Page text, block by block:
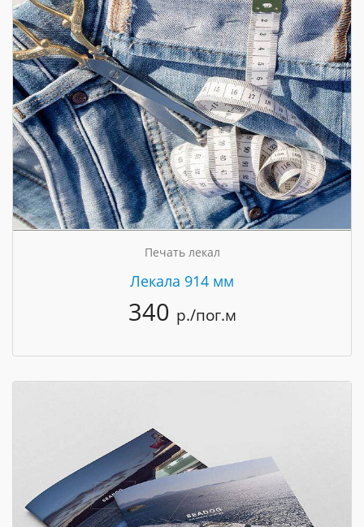
Печать лекал
Лекала 914 мм
340 р./пог.м